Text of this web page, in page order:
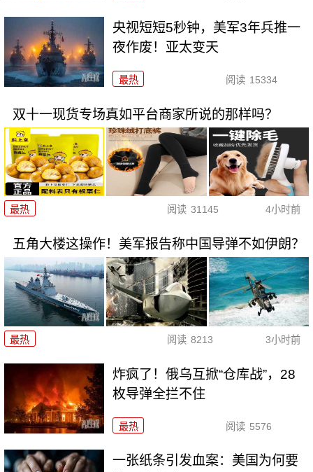
央视短短5秒钟，美军3年兵推一
夜作废！亚太变天
最热 阅读 15334
双十一现货专场真如平台商家所说的那样吗？
最热 阅读 31145 4小时前
五角大楼这操作！美军报告称中国导弹不如伊朗？
最热 阅读 8213 3小时前
炸疯了！俄乌互掀“仓库战”，28
枚导弹全拦不住
最热 阅读 5576
一张纸条引发血案：美国为何要